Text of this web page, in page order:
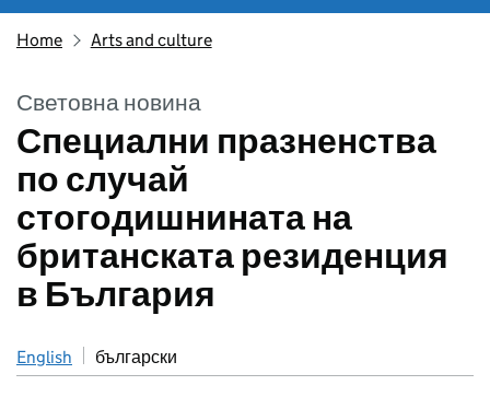
Home Arts and culture
Световна новина
Специални празненства
по случай
стогодишнината на
британската резиденция
в България
English български